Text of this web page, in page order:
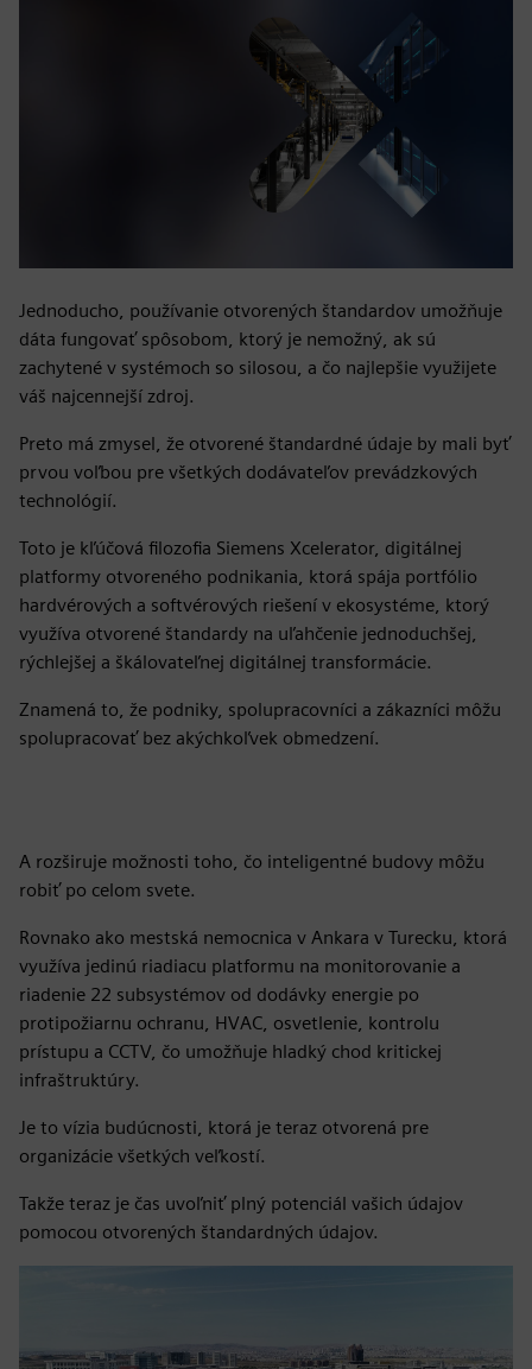
Jednoducho, používanie otvorených štandardov umožňuje
dáta fungovať spôsobom, ktorý je nemožný, ak sú
zachytené v systémoch so silosou, a čo najlepšie využijete
váš najcennejší zdroj.
Preto má zmysel, že otvorené štandardné údaje by mali byť
prvou voľbou pre všetkých dodávateľov prevádzkových
technológií.
Toto je kľúčová filozofia Siemens Xcelerator, digitálnej
platformy otvoreného podnikania, ktorá spája portfólio
hardvérových a softvérových riešení v ekosystéme, ktorý
využíva otvorené štandardy na uľahčenie jednoduchšej,
rýchlejšej a škálovateľnej digitálnej transformácie.
Znamená to, že podniky, spolupracovníci a zákazníci môžu
spolupracovať bez akýchkoľvek obmedzení.
A rozširuje možnosti toho, čo inteligentné budovy môžu
robiť po celom svete.
Rovnako ako mestská nemocnica v Ankara v Turecku, ktorá
využíva jedinú riadiacu platformu na monitorovanie a
riadenie 22 subsystémov od dodávky energie po
protipožiarnu ochranu, HVAC, osvetlenie, kontrolu
prístupu a CCTV, čo umožňuje hladký chod kritickej
infraštruktúry.
Je to vízia budúcnosti, ktorá je teraz otvorená pre
organizácie všetkých veľkostí.
Takže teraz je čas uvoľniť plný potenciál vašich údajov
pomocou otvorených štandardných údajov.